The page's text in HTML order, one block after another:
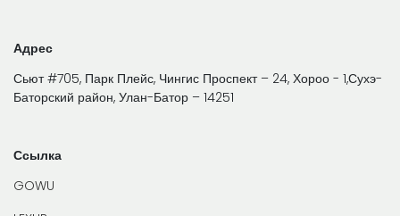
Адрес
Сьют #705, Парк Плейс, Чингис Проспект – 24, Хороо - 1,Сухэ-
Баторский район, Улан-Батор – 14251
Ссылка
GOWU